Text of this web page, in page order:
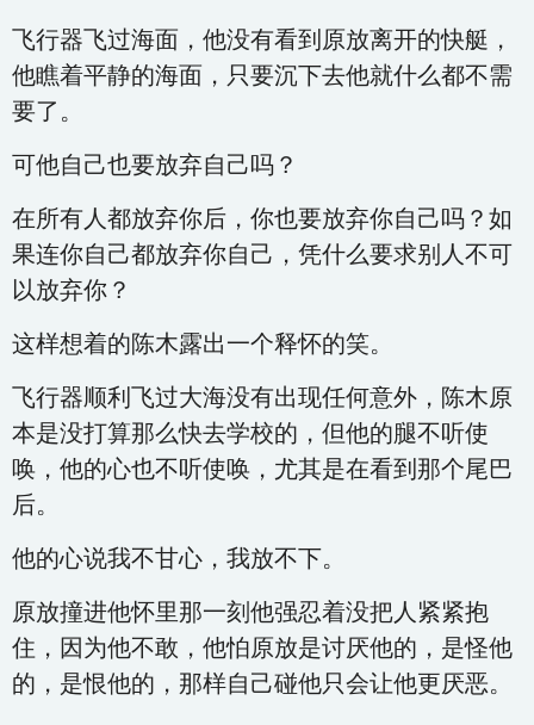
飞行器飞过海面，他没有看到原放离开的快艇，
他瞧着平静的海面，只要沉下去他就什么都不需
要了。
可他自己也要放弃自己吗？
在所有人都放弃你后，你也要放弃你自己吗？如
果连你自己都放弃你自己，凭什么要求别人不可
以放弃你？
这样想着的陈木露出一个释怀的笑。
飞行器顺利飞过大海没有出现任何意外，陈木原
本是没打算那么快去学校的，但他的腿不听使
唤，他的心也不听使唤，尤其是在看到那个尾巴
后。
他的心说我不甘心，我放不下。
原放撞进他怀里那一刻他强忍着没把人紧紧抱
住，因为他不敢，他怕原放是讨厌他的，是怪他
的，是恨他的，那样自己碰他只会让他更厌恶。